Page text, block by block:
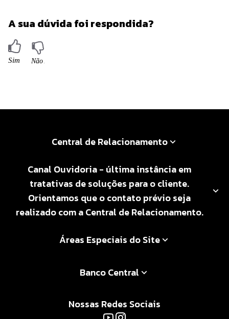
A sua dúvida foi respondida?
Central de Relacionamento
Canal Ouvidoria - última instância em
tratativas de soluções para o cliente.
Orientamos que o contato prévio seja
realizado com a Central de Relacionamento.
Áreas Especiais do Site
Banco Central
Nossas Redes Sociais